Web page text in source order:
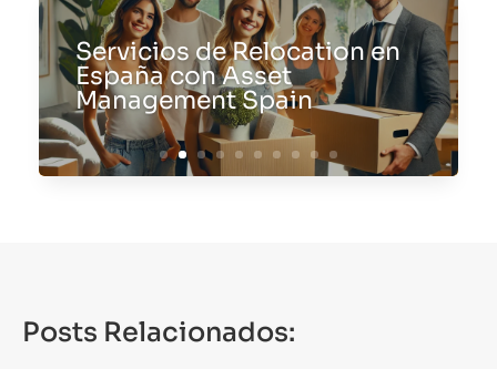
Servicios de Relocation en
España con Asset
Management Spain
Posts Relacionados: